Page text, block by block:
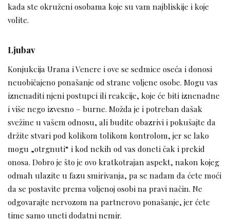
kada ste okruženi osobama koje su vam najbliskije i koje
volite.
Ljubav
Konjukcija Urana i Venere i ove se sedmice oseća i donosi
neuobičajeno ponašanje od strane voljene osobe. Mogu vas
iznenaditi njeni postupci ili reakcije, koje će biti iznenadne
i više nego izvesno – burne. Možda je i potreban dašak
svežine u vašem odnosu, ali budite obazrivi i pokušajte da
držite stvari pod kolikom tolikom kontrolom, jer se lako
mogu „otrgnuti“ i kod nekih od vas doneti čak i prekid
onosa. Dobro je što je ovo kratkotrajan aspekt, nakon kojeg
odmah ulazite u fazu smirivanja, pa se nadam da ćete moći
da se postavite prema voljenoj osobi na pravi način. Ne
odgovarajte nervozom na partnerovo ponašanje, jer ćete
time samo uneti dodatni nemir.